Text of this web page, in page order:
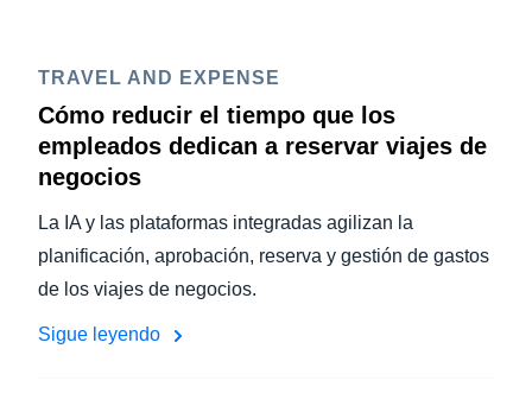
TRAVEL AND EXPENSE
Cómo reducir el tiempo que los
empleados dedican a reservar viajes de
negocios
La IA y las plataformas integradas agilizan la
planificación, aprobación, reserva y gestión de gastos
de los viajes de negocios.
Sigue leyendo